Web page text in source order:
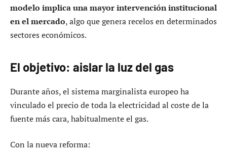
modelo implica una mayor intervención institucional
en el mercado, algo que genera recelos en determinados
sectores económicos.
El objetivo: aislar la luz del gas
Durante años, el sistema marginalista europeo ha
vinculado el precio de toda la electricidad al coste de la
fuente más cara, habitualmente el gas.
Con la nueva reforma: